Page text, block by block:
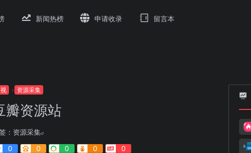
新闻热榜 申请收录 留言本
资源采集
瓣资源站
： 资源采集
0
0 0 0 0